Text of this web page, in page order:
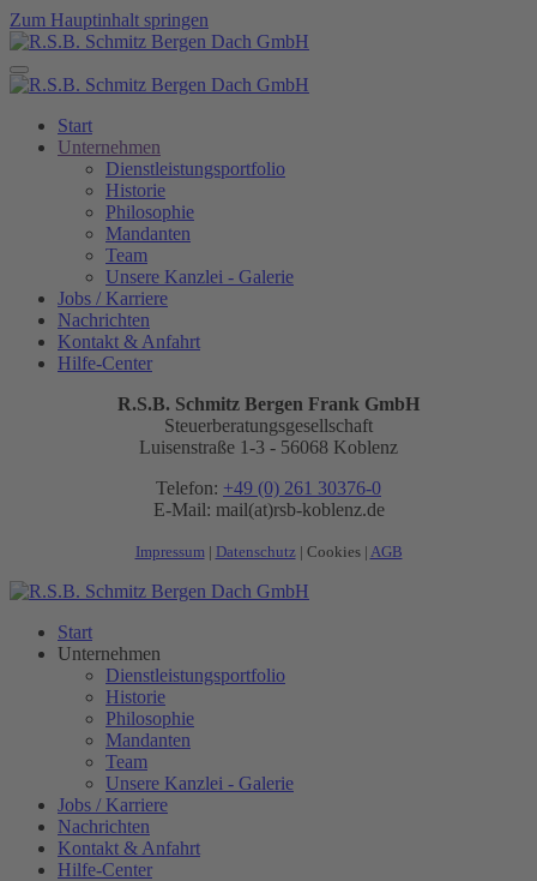
Zum Hauptinhalt springen
Start
Unternehmen
Dienstleistungsportfolio
Historie
Philosophie
Mandanten
Team
Unsere Kanzlei - Galerie
Jobs / Karriere
Nachrichten
Kontakt & Anfahrt
Hilfe-Center
R.S.B. Schmitz Bergen Frank GmbH
Steuerberatungsgesellschaft
Luisenstraße 1-3 - 56068 Koblenz
Telefon: +49 (0) 261 30376-0
E-Mail: mail(at)rsb-koblenz.de
Impressum| Datenschutz| Cookies| AGB
Start
Unternehmen
Dienstleistungsportfolio
Historie
Philosophie
Mandanten
Team
Unsere Kanzlei - Galerie
Jobs / Karriere
Nachrichten
Kontakt & Anfahrt
Hilfe-Center